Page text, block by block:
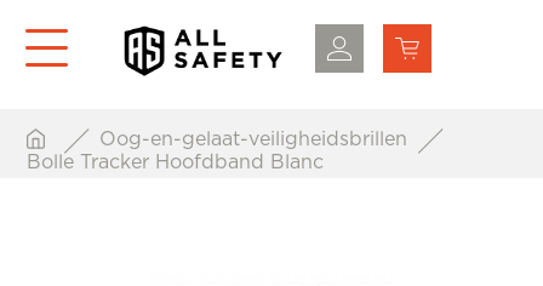
Oog-en-gelaat-veiligheidsbrillen
Bolle Tracker Hoofdband Blanc